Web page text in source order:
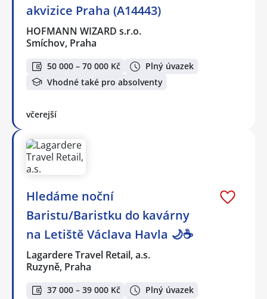
akvizice Praha (A14443)
HOFMANN WIZARD s.r.o.
Smíchov, Praha
50 000 – 70 000 Kč
Plný úvazek
Vhodné také pro absolventy
včerejší
Hledáme noční
Baristu/Baristku do kavárny
na Letiště Václava Havla 🌙☕
Lagardere Travel Retail, a.s.
Ruzyně, Praha
37 000 – 39 000 Kč
Plný úvazek